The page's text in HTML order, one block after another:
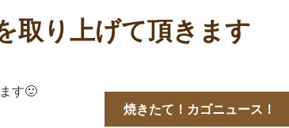
取り上げて頂きます
す🙂
焼きたて！カゴニュース！